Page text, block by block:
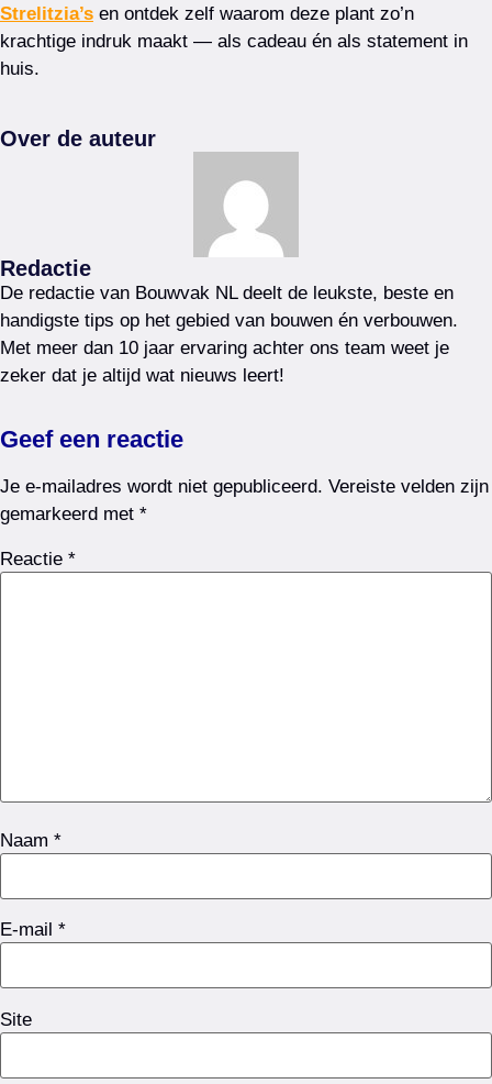
Strelitzia’s en ontdek zelf waarom deze plant zo’n
krachtige indruk maakt — als cadeau én als statement in
huis.
Over de auteur
Redactie
De redactie van Bouwvak NL deelt de leukste, beste en
handigste tips op het gebied van bouwen én verbouwen.
Met meer dan 10 jaar ervaring achter ons team weet je
zeker dat je altijd wat nieuws leert!
Geef een reactie
Je e-mailadres wordt niet gepubliceerd. Vereiste velden zijn
gemarkeerd met *
Reactie *
Naam *
E-mail *
Site